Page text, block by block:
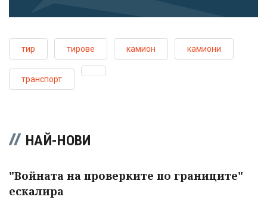
тир тирове камион камиони
транспорт
НАЙ-НОВИ
"Войната на проверките по границите"
ескалира